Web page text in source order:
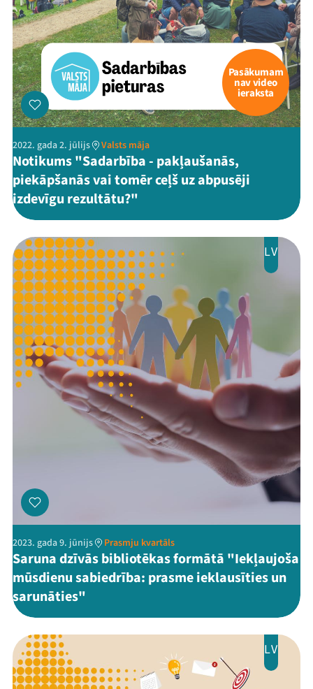
Pasākumam
nav video
ieraksta
2022. gada 2. jūlijs Valsts māja
Notikums "Sadarbība - pakļaušanās,
piekāpšanās vai tomēr ceļš uz abpusēji
izdevīgu rezultātu?"
LV
2023. gada 9. jūnijs Prasmju kvartāls
Saruna dzīvās bibliotēkas formātā "Iekļaujoša
mūsdienu sabiedrība: prasme ieklausīties un
sarunāties"
LV